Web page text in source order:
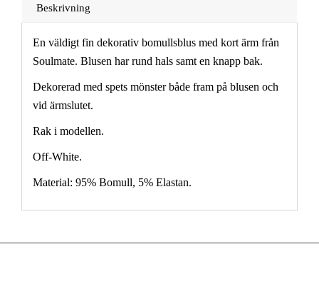
Beskrivning
En väldigt fin dekorativ bomullsblus med kort ärm från
Soulmate. Blusen har rund hals samt en knapp bak.
Dekorerad med spets mönster både fram på blusen och
vid ärmslutet.
Rak i modellen.
Off-White.
Material: 95% Bomull, 5% Elastan.